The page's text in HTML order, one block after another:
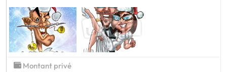
Montant privé